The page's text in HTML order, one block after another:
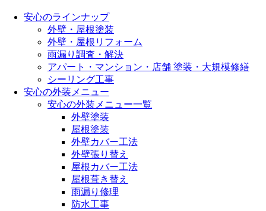
安心のラインナップ
外壁・屋根塗装
外壁・屋根リフォーム
雨漏り調査・解決
アパート・マンション・店舗 塗装・大規模修繕
シーリング工事
安心の外装メニュー
安心の外装メニュー一覧
外壁塗装
屋根塗装
外壁カバー工法
外壁張り替え
屋根カバー工法
屋根葺き替え
雨漏り修理
防水工事